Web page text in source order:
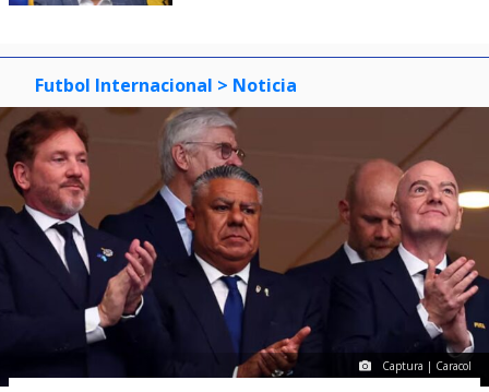
Futbol Internacional > Noticia
Captura | Caracol